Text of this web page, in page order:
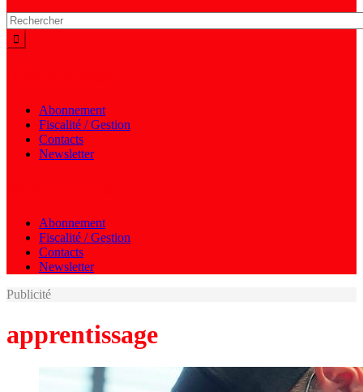
Abonnement
Fiscalité / Gestion
Contacts
Newsletter
Abonnement
Fiscalité / Gestion
Contacts
Newsletter
Publicité
apprentissage